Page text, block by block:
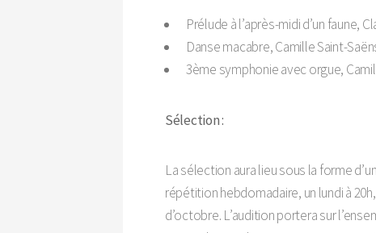
Prélude à l’après-midi d’un faune,
Danse macabre, Camille Saint-
3ème symphonie avec orgue,
Sélection :
La sélection aura lieu sous la forme
répétition hebdomadaire, un lundi à
d’octobre. L’audition portera sur